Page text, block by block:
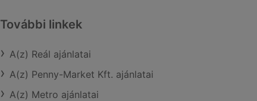
További linkek
A(z) Reál ajánlatai
A(z) Penny-Market Kft. ajánlatai
A(z) Metro ajánlatai